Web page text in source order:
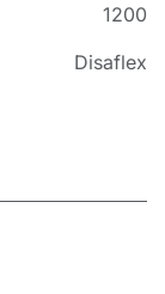
1200
Disaflex